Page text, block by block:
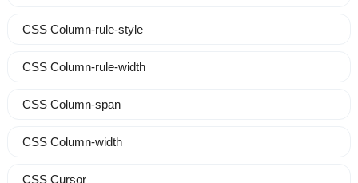
CSS Column-rule-style
CSS Column-rule-width
CSS Column-span
CSS Column-width
CSS Cursor